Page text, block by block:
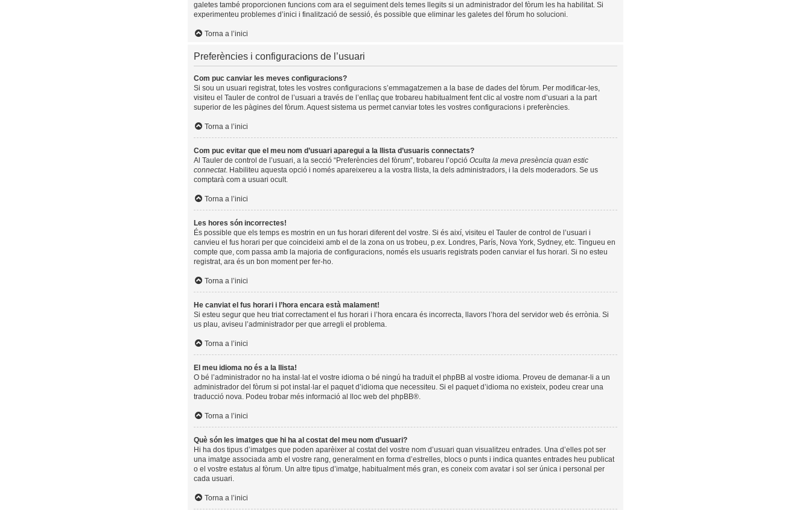
galetes també proporcionen funcions com ara el seguiment dels temes llegits si un administrador del fòrum les ha habilitat. Si
experimenteu problemes d’inici i finalització de sessió, és possible que eliminar les galetes del fòrum ho solucioni.
Torna a l’inici
Preferències i configuracions de l’usuari
Com puc canviar les meves configuracions?
Si sou un usuari registrat, totes les vostres configuracions s’emmagatzemen a la base de dades del fòrum. Per modificar-les,
visiteu el Tauler de control de l’usuari a través de l’enllaç que trobareu habitualment fent clic al vostre nom d’usuari a la part
superior de les pàgines del fòrum. Aquest sistema us permet canviar totes les vostres configuracions i preferències.
Torna a l’inici
Com puc evitar que el meu nom d’usuari aparegui a la llista d’usuaris connectats?
Al Tauler de control de l’usuari, a la secció “Preferències del fòrum”, trobareu l’opció Oculta la meva presència quan estic
connectat. Habiliteu aquesta opció i només apareixereu a la vostra llista, la dels administradors, i la dels moderadors. Se us
comptarà com a usuari ocult.
Torna a l’inici
Les hores són incorrectes!
És possible que els temps es mostrin en un fus horari diferent del vostre. Si és així, visiteu el Tauler de control de l’usuari i
canvieu el fus horari per que coincideixi amb el de la zona on us trobeu, p.ex. Londres, París, Nova York, Sydney, etc. Tingueu en
compte que, com passa amb la majoria de configuracions, només els usuaris registrats poden canviar el fus horari. Si no esteu
registrat, ara és un bon moment per fer-ho.
Torna a l’inici
He canviat el fus horari i l’hora encara està malament!
Si esteu segur que heu triat correctament el fus horari i l’hora encara és incorrecta, llavors l’hora del servidor web és errònia. Si
us plau, aviseu l’administrador per que arregli el problema.
Torna a l’inici
El meu idioma no és a la llista!
O bé l’administrador no ha instal·lat el vostre idioma o bé ningú ha traduït el phpBB al vostre idioma. Proveu de demanar-li a un
administrador del fòrum si pot instal·lar el paquet d’idioma que necessiteu. Si el paquet d’idioma no existeix, podeu crear una
traducció nova. Podeu trobar més informació al lloc web del phpBB®.
Torna a l’inici
Què són les imatges que hi ha al costat del meu nom d’usuari?
Hi ha dos tipus d’imatges que poden aparèixer al costat del vostre nom d’usuari quan visualitzeu entrades. Una d’elles pot ser
una imatge associada amb el vostre rang, generalment en forma d’estrelles, blocs o punts i indica quantes entrades heu publicat
o el vostre estatus al fòrum. Un altre tipus d’imatge, habitualment més gran, es coneix com avatar i sol ser única i personal per
cada usuari.
Torna a l’inici